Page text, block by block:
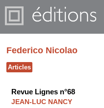
Federico Nicolao
Articles
Revue Lignes n°68
JEAN-LUC NANCY